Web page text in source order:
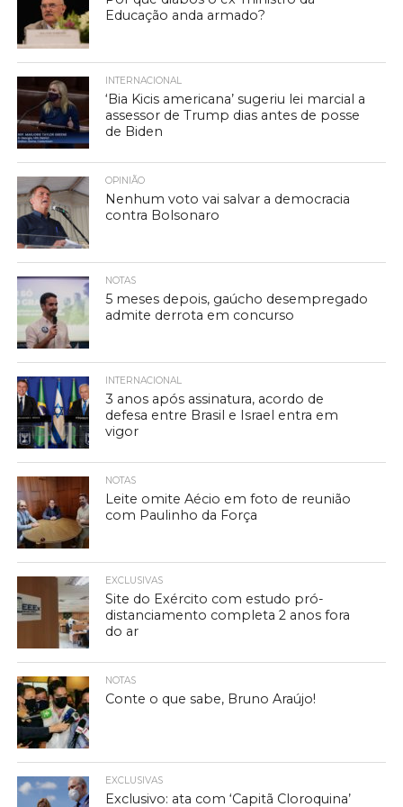
Educação anda armado?
INTERNACIONAL
‘Bia Kicis americana’ sugeriu lei marcial a
assessor de Trump dias antes de posse
de Biden
OPINIÃO
Nenhum voto vai salvar a democracia
contra Bolsonaro
NOTAS
5 meses depois, gaúcho desempregado
admite derrota em concurso
INTERNACIONAL
3 anos após assinatura, acordo de
defesa entre Brasil e Israel entra em
vigor
NOTAS
Leite omite Aécio em foto de reunião
com Paulinho da Força
EXCLUSIVAS
Site do Exército com estudo pró-
distanciamento completa 2 anos fora
do ar
NOTAS
Conte o que sabe, Bruno Araújo!
EXCLUSIVAS
Exclusivo: ata com ‘Capitã Cloroquina’